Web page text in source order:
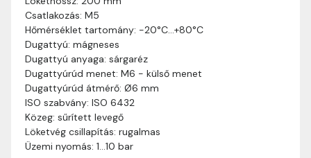
Csatlakozás: M5
Hőmérséklet tartomány: -20°C…+80°C
Dugattyú: mágneses
Dugattyú anyaga: sárgaréz
Dugattyúrúd menet: M6 - külső menet
Dugattyúrúd átmérő: Ø6 mm
ISO szabvány: ISO 6432
Közeg: sűrített levegő
Löketvég csillapítás: rugalmas
Üzemi nyomás: 1…10 bar
Szállítási idő:Általában a megrendeléseket 2-5
munkanapon belül kézbesítjük. Amennyiben
valamilyen okból kifolyólag a szállítás hosszabb
ideig tart, előre értesítünk benneteket.
Szállítási díj:A szállítási díj függ a termék súlyától
és a szállítási cím távolságától. A pontos szállítási
díjat a vásárlás folyamata során megtekinthetitek,
mielőtt a rendelést véglegesítitek.